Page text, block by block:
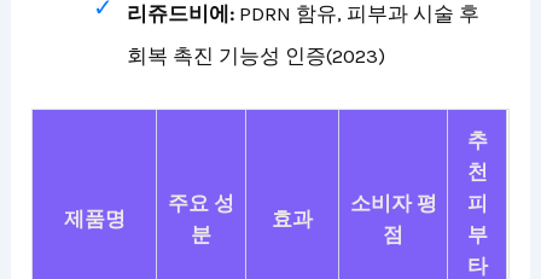
리쥬드비에: PDRN 함유, 피부과 시술 후
회복 촉진 기능성 인증(2023)
제품명
주요 성
분
효과
소비자 평
점
추
천
피
부
타